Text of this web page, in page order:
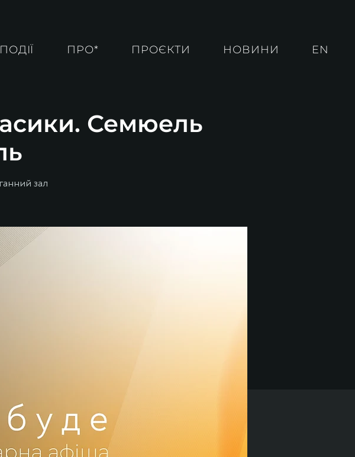
ПОДІЇ ПРО* ПРОЄКТИ НОВИНИ EN
Семюель
зал